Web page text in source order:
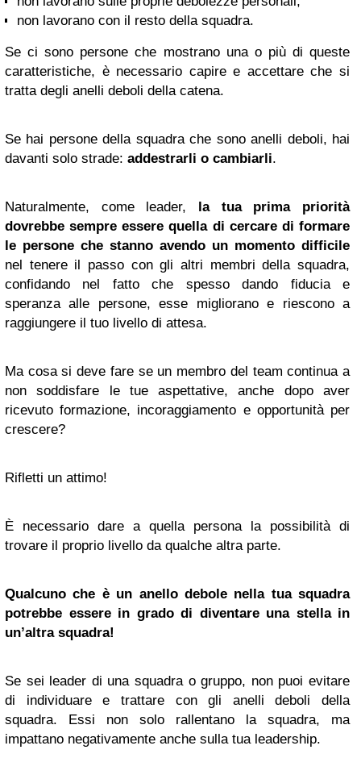
non lavorano con il resto della squadra.
Se ci sono persone che mostrano una o più di queste
caratteristiche, è necessario capire e accettare che si
tratta degli anelli deboli della catena.
Se hai persone della squadra che sono anelli deboli, hai
davanti solo strade: addestrarli o cambiarli.
Naturalmente, come leader, la tuaprima priorità
dovrebbe sempre essere quelladi cercare di formare
le persone che stanno avendo un momento difficile
nel tenere il passo con gli altri membri della squadra,
confidando nel fatto che spesso dando fiducia e
speranza alle persone, esse migliorano e riescono a
raggiungere il tuo livello di attesa.
Ma cosa si deve fare se un membro del team continua a
non soddisfare le tue aspettative, anche dopo aver
ricevuto formazione, incoraggiamento e opportunità per
crescere?
Rifletti un attimo!
È necessario dare a quella persona la possibilità di
trovare il proprio livello da qualche altra parte.
Qualcuno che è un anello debole nella tua squadra
potrebbe essere in grado di diventare una stella in
un’altra squadra!
Se sei leader di una squadra o gruppo, non puoi evitare
di individuare e trattare con gli anelli deboli della
squadra. Essi non solo rallentano la squadra, ma
impattano negativamente anche sulla tua leadership.